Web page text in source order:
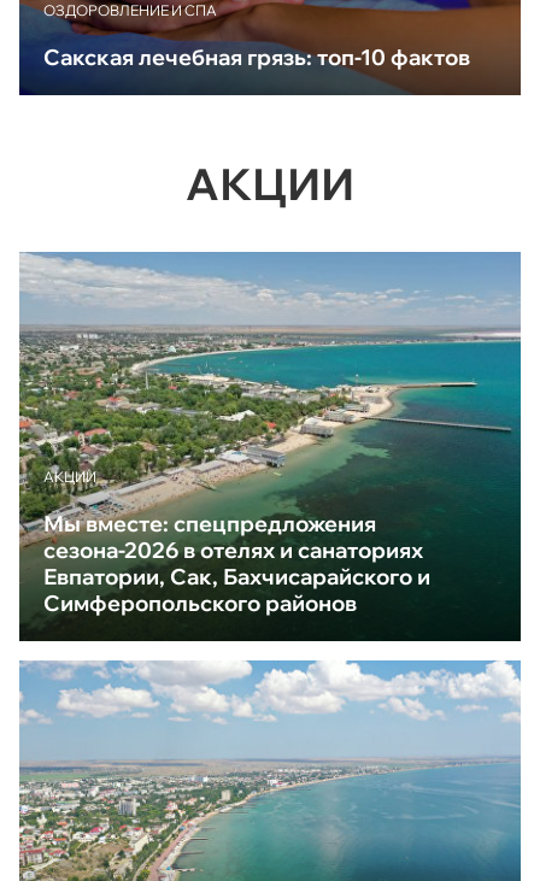
ОЗДОРОВЛЕНИЕ И СПА
Сакская лечебная грязь: топ-10 фактов
АКЦИИ
АКЦИИ
Мы вместе: спецпредложения
сезона-2026 в отелях и санаториях
Евпатории, Сак, Бахчисарайского и
Симферопольского районов